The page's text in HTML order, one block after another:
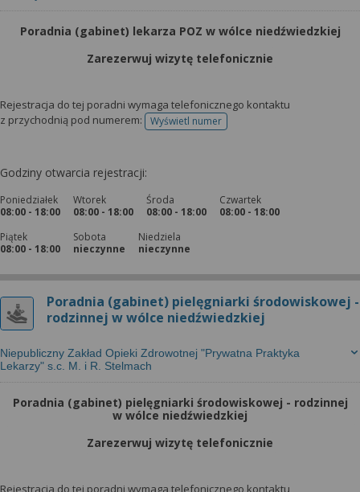
Poradnia (gabinet) lekarza POZ w wólce niedźwiedzkiej
Zarezerwuj wizytę telefonicznie
Rejestracja do tej poradni wymaga telefonicznego kontaktu
z przychodnią pod numerem:
Wyświetl numertelefonu do rejestracji
Godziny otwarcia rejestracji:
Poniedziałek
08:00 - 18:00
Wtorek
08:00 - 18:00
Środa
08:00 - 18:00
Czwartek
08:00 - 18:00
Piątek
08:00 - 18:00
Sobota
nieczynne
Niedziela
nieczynne
Poradnia (gabinet) pielęgniarki środowiskowej -
rodzinnej w wólce niedźwiedzkiej
Niepubliczny Zakład Opieki Zdrowotnej "Prywatna Praktyka
Lekarzy" s.c. M. i R. Stelmach
Poradnia (gabinet) pielęgniarki środowiskowej - rodzinnej
w wólce niedźwiedzkiej
Zarezerwuj wizytę telefonicznie
Rejestracja do tej poradni wymaga telefonicznego kontaktu